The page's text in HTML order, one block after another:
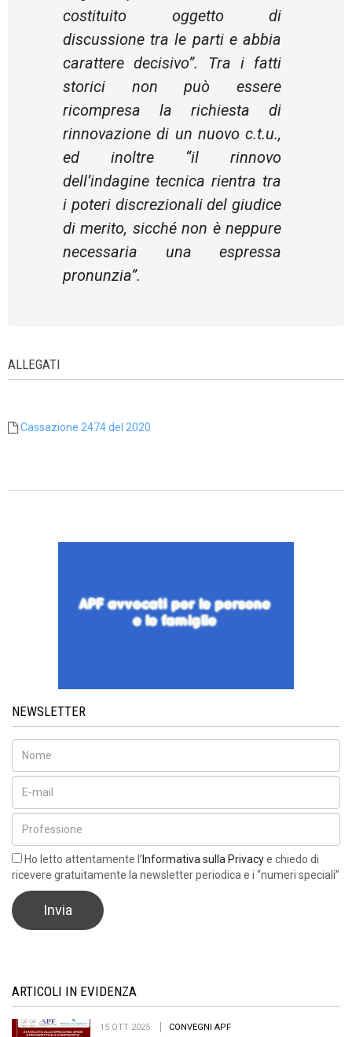
costituito oggetto di
discussione tra le parti e abbia
carattere decisivo”. Tra i fatti
storici non può essere
ricompresa la richiesta di
rinnovazione di un nuovo c.t.u.,
ed inoltre “il rinnovo
dell’indagine tecnica rientra tra
i poteri discrezionali del giudice
di merito, sicché non è neppure
necessaria una espressa
pronunzia”.
ALLEGATI
Cassazione 2474 del 2020
NEWSLETTER
Ho letto attentamente l’ Informativa sulla Privacye chiedo di
ricevere gratuitamente la newsletter periodica e i “numeri speciali”
ARTICOLI IN EVIDENZA
15 OTT 2025 CONVEGNI APF